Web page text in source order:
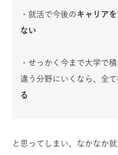
・就活で今後のキャリア
ない
・せっかく今まで大学で
違う分野にいくなら、全て
る
と思ってしまい、なかなか